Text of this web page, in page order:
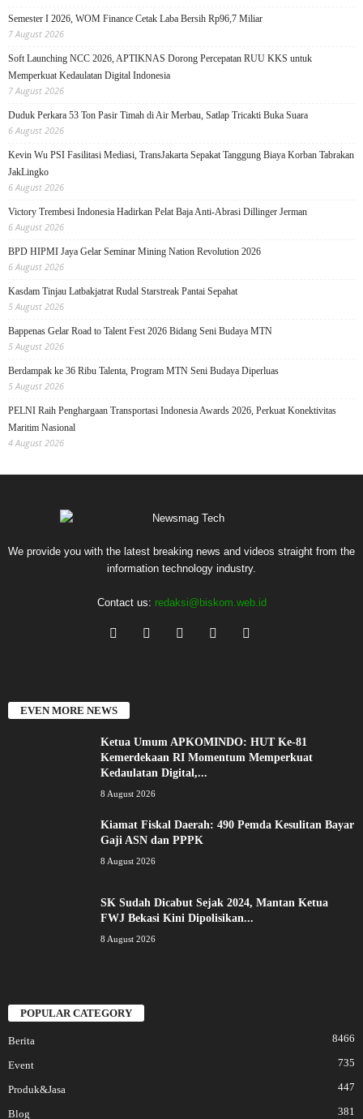
Semester I 2026, WOM Finance Cetak Laba Bersih Rp96,7 Miliar
7 August 2026
Soft Launching NCC 2026, APTIKNAS Dorong Percepatan RUU KKS untuk
Memperkuat Kedaulatan Digital Indonesia
7 August 2026
Duduk Perkara 53 Ton Pasir Timah di Air Merbau, Satlap Tricakti Buka Suara
6 August 2026
Kevin Wu PSI Fasilitasi Mediasi, TransJakarta Sepakat Tanggung Biaya Korban Tabrakan
JakLingko
6 August 2026
Victory Trembesi Indonesia Hadirkan Pelat Baja Anti-Abrasi Dillinger Jerman
6 August 2026
BPD HIPMI Jaya Gelar Seminar Mining Nation Revolution 2026
6 August 2026
Kasdam Tinjau Latbakjatrat Rudal Starstreak Pantai Sepahat
5 August 2026
Bappenas Gelar Road to Talent Fest 2026 Bidang Seni Budaya MTN
5 August 2026
Berdampak ke 36 Ribu Talenta, Program MTN Seni Budaya Diperluas
5 August 2026
PELNI Raih Penghargaan Transportasi Indonesia Awards 2026, Perkuat Konektivitas
Maritim Nasional
4 August 2026
We provide you with the latest breaking news and videos straight from the
information technology industry.
Contact us: redaksi@biskom.web.id
EVEN MORE NEWS
Ketua Umum APKOMINDO: HUT Ke-81
Kemerdekaan RI Momentum Memperkuat
Kedaulatan Digital,...
8 August 2026
Kiamat Fiskal Daerah: 490 Pemda Kesulitan Bayar
Gaji ASN dan PPPK
8 August 2026
SK Sudah Dicabut Sejak 2024, Mantan Ketua
FWJ Bekasi Kini Dipolisikan...
8 August 2026
POPULAR CATEGORY
Berita 8466
Event 735
Produk&Jasa 447
Blog 381